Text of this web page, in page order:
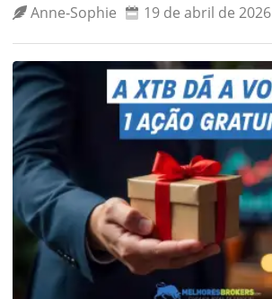
Anne‑Sophie 19 de abril de 2026